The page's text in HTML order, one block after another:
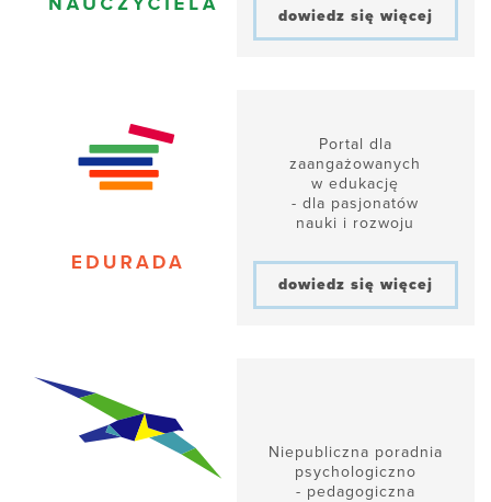
dowiedz się więcej
Portal dla
zaangażowanych
w edukację
- dla pasjonatów
nauki i rozwoju
dowiedz się więcej
Niepubliczna poradnia
psychologiczno
- pedagogiczna